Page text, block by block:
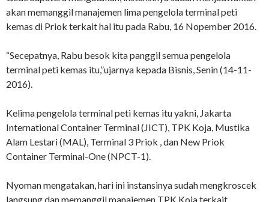
akan memanggil manajemen lima pengelola terminal peti
kemas di Priok terkait hal itu pada Rabu, 16 Nopember 2016.
“Secepatnya, Rabu besok kita panggil semua pengelola
terminal peti kemas itu,”ujarnya kepada Bisnis, Senin (14-11-
2016).
Kelima pengelola terminal peti kemas itu yakni, Jakarta
International Container Terminal (JICT), TPK Koja, Mustika
Alam Lestari (MAL), Terminal 3 Priok , dan New Priok
Container Terminal-One (NPCT-1).
Nyoman mengatakan, hari ini instansinya sudah mengkroscek
langsung dan memanggil manajemen TPK Koja terkait